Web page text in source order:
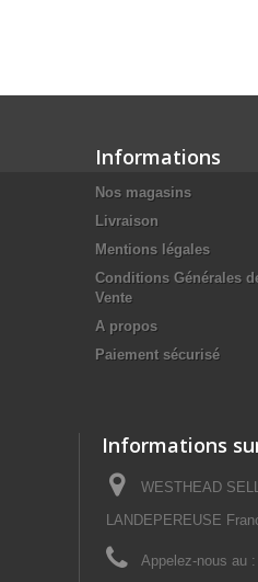
Informations
Nos magasins
Livraison
Mentions légales
Conditions Générales
Vente
A propos
Paiement sécurisé
Informations
WESTHEAD
LANDEPEREUSE
Appelez-nous au :